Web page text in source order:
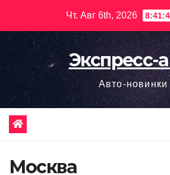
содержимому
Чт. Авг 6th, 2026
Экспресс-
Авто-новинки
Москва